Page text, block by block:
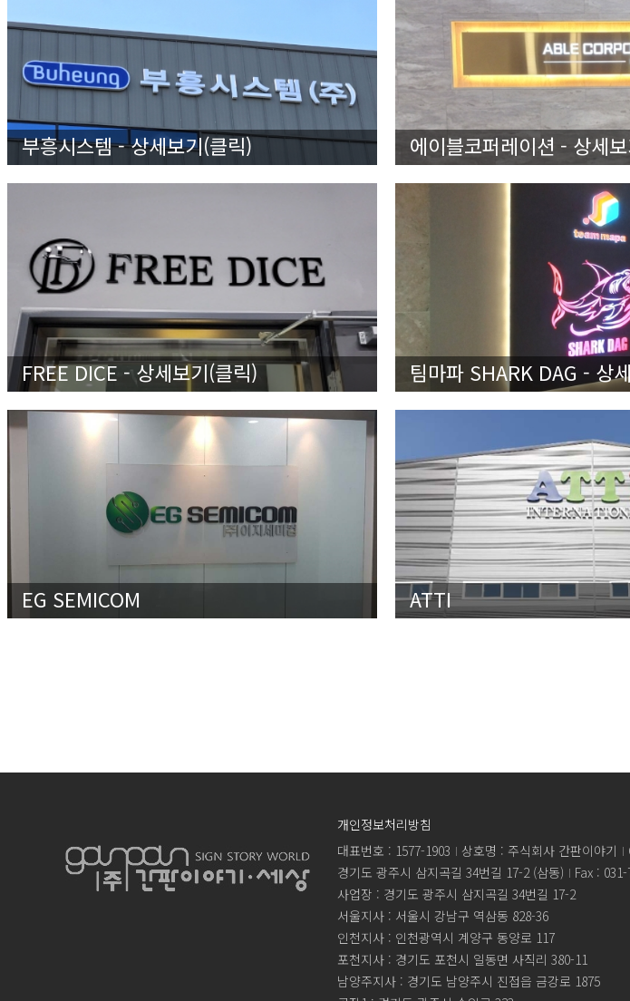
부흥시스템 - 상세보기(클릭) 에이블코퍼레이션 - 상세
FREE DICE - 상세보기(클릭) 팀마파 SHARK DAG - 상
EG SEMICOM ATTI
개인정보처리방침
대표번호 : 1577-1903
상호명 : 주식회사 간판이야기
경기도 광주시 삼지곡길 34번길 17-2 (삼동)
Fax :
사업장 : 경기도 광주시 삼지곡길 34번길 17-2
서울지사 : 서울시 강남구 역삼동 828-36
인천지사 : 인천광역시 계양구 동양로 117
포천지사 : 경기도 포천시 일동면 사직리 380-11
남양주지사 : 경기도 남양주시 진접읍 금강로 1875